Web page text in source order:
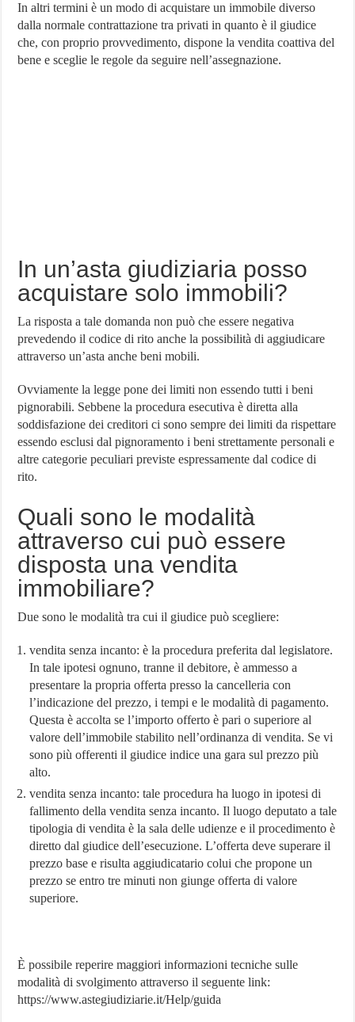
In altri termini è un modo di acquistare un immobile diverso
dalla normale contrattazione tra privati in quanto è il giudice
che, con proprio provvedimento, dispone la vendita coattiva del
bene e sceglie le regole da seguire nell’assegnazione.
In un’asta giudiziaria posso
acquistare solo immobili?
La risposta a tale domanda non può che essere negativa
prevedendo il codice di rito anche la possibilità di aggiudicare
attraverso un’asta anche beni mobili.
Ovviamente la legge pone dei limiti non essendo tutti i beni
pignorabili. Sebbene la procedura esecutiva è diretta alla
soddisfazione dei creditori ci sono sempre dei limiti da rispettare
essendo esclusi dal pignoramento i beni strettamente personali e
altre categorie peculiari previste espressamente dal codice di
rito.
Quali sono le modalità
attraverso cui può essere
disposta una vendita
immobiliare?
Due sono le modalità tra cui il giudice può scegliere:
vendita senza incanto: è la procedura preferita dal legislatore.
In tale ipotesi ognuno, tranne il debitore, è ammesso a
presentare la propria offerta presso la cancelleria con
l’indicazione del prezzo, i tempi e le modalità di pagamento.
Questa è accolta se l’importo offerto è pari o superiore al
valore dell’immobile stabilito nell’ordinanza di vendita. Se vi
sono più offerenti il giudice indice una gara sul prezzo più
alto.
vendita senza incanto: tale procedura ha luogo in ipotesi di
fallimento della vendita senza incanto. Il luogo deputato a tale
tipologia di vendita è la sala delle udienze e il procedimento è
diretto dal giudice dell’esecuzione. L’offerta deve superare il
prezzo base e risulta aggiudicatario colui che propone un
prezzo se entro tre minuti non giunge offerta di valore
superiore.
È possibile reperire maggiori informazioni tecniche sulle
modalità di svolgimento attraverso il seguente link:
https://www.astegiudiziarie.it/Help/guida